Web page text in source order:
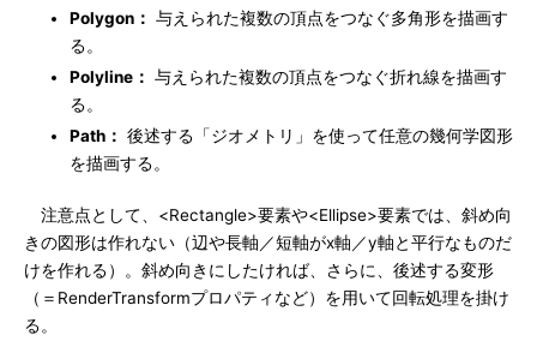
Polygon： 与えられた複数の頂点をつなぐ多角形を描画す
る。
Polyline： 与えられた複数の頂点をつなぐ折れ線を描画す
る。
Path： 後述する「ジオメトリ」を使って任意の幾何学図形
を描画する。
注意点として、<Rectangle>要素や<Ellipse>要素では、斜め向
きの図形は作れない（辺や長軸／短軸がx軸／y軸と平行なものだ
けを作れる）。斜め向きにしたければ、さらに、後述する変形
（＝RenderTransformプロパティなど）を用いて回転処理を掛け
る。